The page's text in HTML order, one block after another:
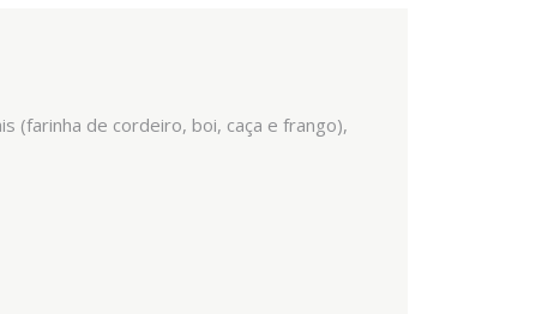
(farinha de cordeiro, boi, caça e frango),